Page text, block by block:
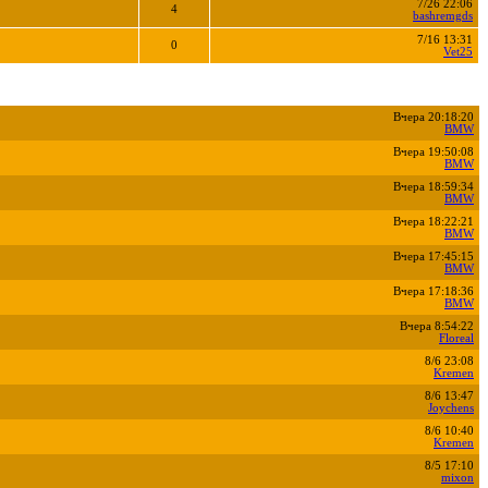
4
7/26 22:06
bashremgds
0
7/16 13:31
Vet25
Вчера 20:18:20
BMW
Вчера 19:50:08
BMW
Вчера 18:59:34
BMW
Вчера 18:22:21
BMW
Вчера 17:45:15
BMW
Вчера 17:18:36
BMW
Вчера 8:54:22
Floreal
8/6 23:08
Kremen
8/6 13:47
Joychens
8/6 10:40
Kremen
8/5 17:10
mixon